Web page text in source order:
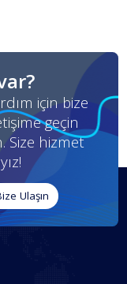
için bize
geçin
Size hizmet
Ulaşın